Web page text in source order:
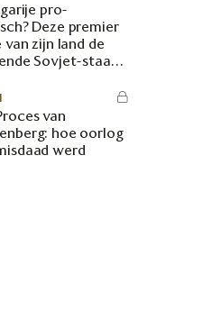
pro-
Deze premier
van zijn land de
Sovjet-staat
van
hoe oorlog
werd